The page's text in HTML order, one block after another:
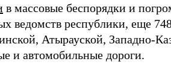
в массовые беспорядки и
ведомств республики, еще
Атырауской, Западно-
и автомобильные дороги.